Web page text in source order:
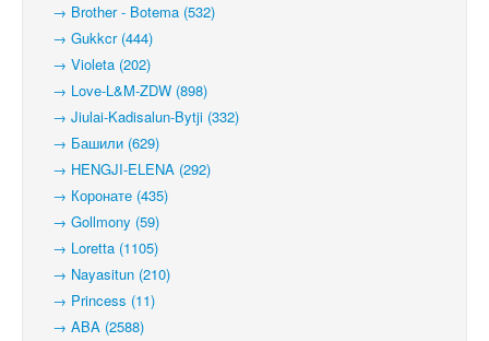
→ Brother - Botema (532)
→ Gukkcr (444)
→ Violeta (202)
→ Love-L&M-ZDW (898)
→ Jiulai-Kadisalun-Bytji (332)
→ Башили (629)
→ HENGJI-ELENA (292)
→ Коронате (435)
→ Gollmony (59)
→ Loretta (1105)
→ Nayasitun (210)
→ Princess (11)
→ ABA (2588)